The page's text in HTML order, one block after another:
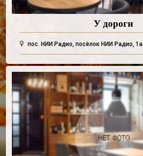
У дороги
пос. НИИ Радио, посёлок НИИ Радио, 1а